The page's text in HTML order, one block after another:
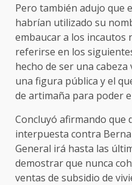
Pero también adujo que
habrían utilizado su
embaucar a los incautos
referirse en los
hecho de ser una
una figura pública y el
de artimaña para poder
Concluyó afirmando que
interpuesta contra
General irá hasta las
demostrar que nunca
ventas de subsidio de